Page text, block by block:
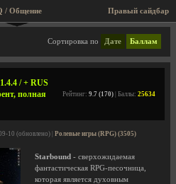
Правый сайдбар
/ Общение
Аркады
Сортировка по Дате Баллам
/ + RUS
полная
Рейтинг: 9.7 (170) | Баллы: 25634
10 (обновлено) | Ролевые игры (RPG) (3505)
Starbound - сверхожидаемая
фантастическая RPG-песочница,
которая является духовным